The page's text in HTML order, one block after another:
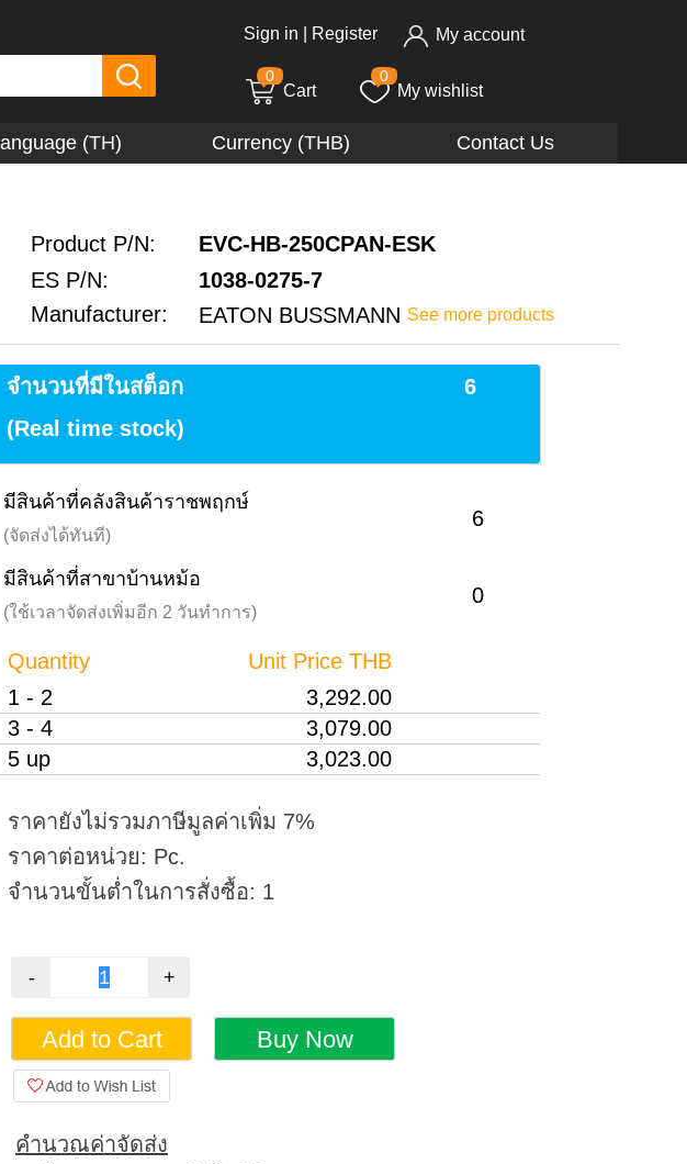
Sign in Register My account
0
Cart
0
My wishlist
(TH) Currency (THB) Contact Us
Product P/N: EVC-HB-250CPAN-ESK
ES P/N: 1038-0275-7
Manufacturer: EATON BUSSMANN See more products
จำนวนที่มีในสต็อก
6
(Real time stock)
มีสินค้าที่คลังสินค้าราชพฤกษ์
(จัดส่งได้ทันที)
6
มีสินค้าที่สาขาบ้านหม้อ
(ใช้เวลาจัดส่งเพิ่มอีก 2 วันทำการ)
0
Quantity
Unit Price THB
1 - 2
3,292.00
3 - 4
3,079.00
5 up
3,023.00
ราคายังไม่รวมภาษีมูลค่าเพิ่ม 7%
ราคาต่อหน่วย: Pc.
จำนวนขั้นต่ำในการสั่งซื้อ: 1
คำนวณค่าจัดส่ง